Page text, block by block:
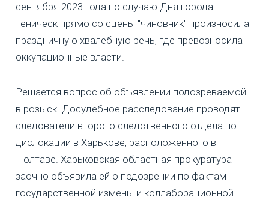
сентября 2023 года по случаю Дня города
Геническ прямо со сцены "чиновник" произносила
праздничную хвалебную речь, где превозносила
оккупационные власти.
Решается вопрос об объявлении подозреваемой
в розыск. Досудебное расследование проводят
следователи второго следственного отдела по
дислокации в Харькове, расположенного в
Полтаве. Харьковская областная прокуратура
заочно объявила ей о подозрении по фактам
государственной измены и коллаборационной